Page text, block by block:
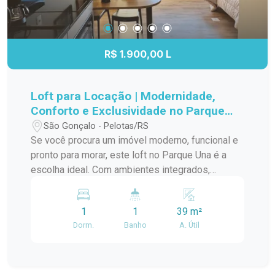
R$ 1.900,00 L
Loft para Locação | Modernidade,
Conforto e Exclusividade no Parque
UnaSão Gonçalo - Pelotas/RS
Se você procura um imóvel moderno, funcional e
pronto para morar, este loft no Parque Una é a
escolha ideal. Com ambientes integrados,
contemporâneo, oferece praticidade, conforto e
um estilo de vida único em um dos bairros mais
valorizados de Pelotas. O imóvel é totalmente
1
Dorm.
1
Banho
39 m²
A. Útil